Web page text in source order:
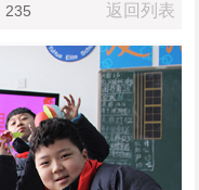
235 返回列表